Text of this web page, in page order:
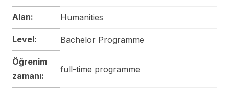
Alan: Humanities
Level: Bachelor Programme
Öğrenim
zamanı:
full-time programme